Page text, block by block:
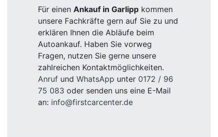
Für einen Ankauf in Garlipp kommen
unsere Fachkräfte gern auf Sie zu und
erklären Ihnen die Abläufe beim
Autoankauf. Haben Sie vorweg
Fragen, nutzen Sie gerne unsere
zahlreichen Kontaktmöglichkeiten.
Anruf und WhatsApp unter 0172 / 96
75 083 oder senden uns eine E-Mail
an: info@firstcarcenter.de